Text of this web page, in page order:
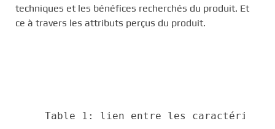
techniques et les bénéfices recherchés du produit. Et
ce à travers les attributs perçus du produit.
Table 1: lien entre les